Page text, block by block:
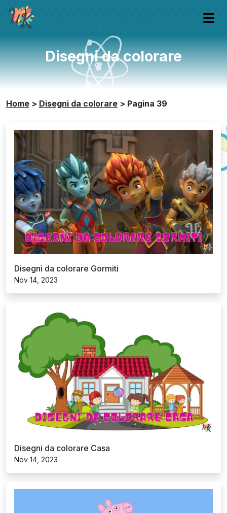
Disegni da colorare
Home > Disegni da colorare > Pagina
Disegni da colorare Gormiti
Disegni da colorare Casa
Nov 14, 2023